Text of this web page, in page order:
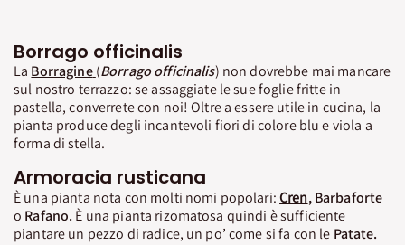
Borrago officinalis
La Borragine (Borrago officinalis) non dovrebbe mai mancare
sul nostro terrazzo: se assaggiate le sue foglie fritte in
pastella, converrete con noi! Oltre a essere utile in cucina, la
pianta produce degli incantevoli fiori di colore blu e viola a
forma di stella.
Armoracia rusticana
È una pianta nota con molti nomi popolari:Cren, Barbaforte
o Rafano. È una pianta rizomatosa quindi è sufficiente
piantare un pezzo di radice, un po’ come si fa con le Patate.